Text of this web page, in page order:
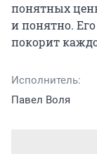
понятных
и понятно.
покорит
Исполнитель:
Павел Воля